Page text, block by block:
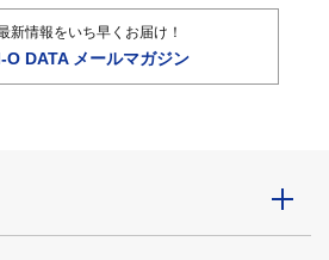
新情報をいち早くお届け！
O DATA メールマガジン